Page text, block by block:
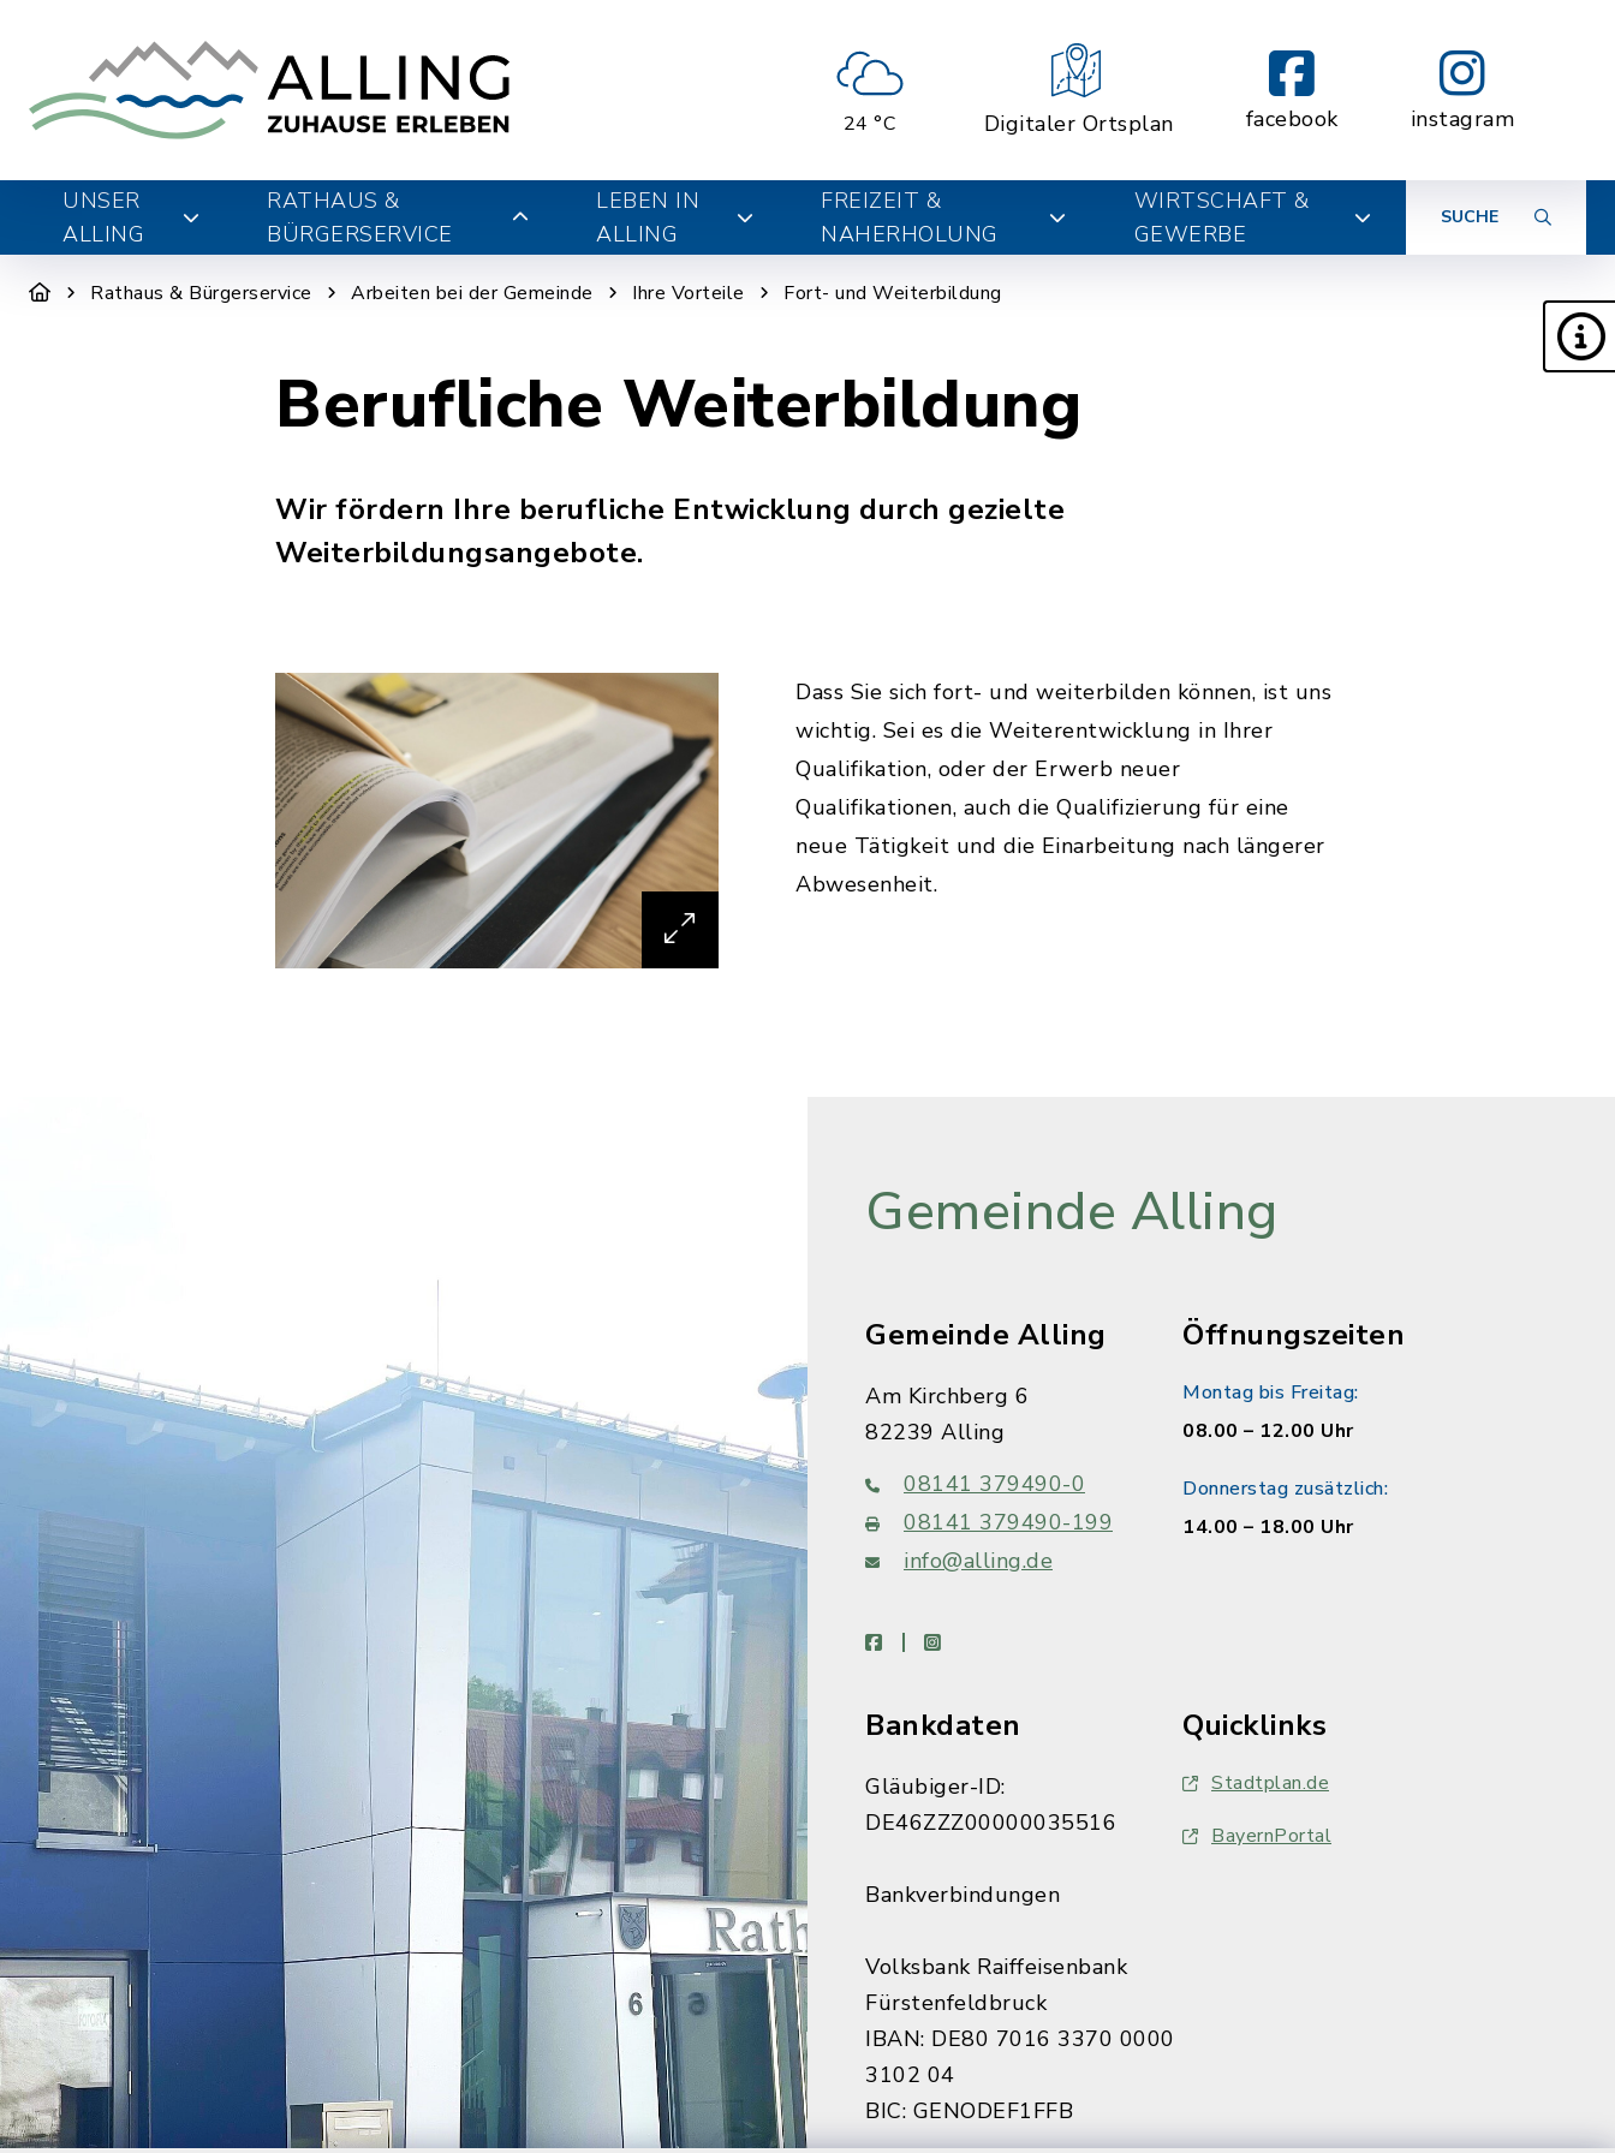
24 °C Digitaler Ortsplan facebook instagram
UNSER
ALLING
RATHAUS &
BÜRGERSERVICE
LEBEN IN
ALLING
FREIZEIT &
NAHERHOLUNG
WIRTSCHAFT &
GEWERBE
SUCHE
Rathaus & Bürgerservice Arbeiten bei der Gemeinde Ihre Vorteile Fort- und Weiterbildung
Berufliche Weiterbildung
Wir fördern Ihre berufliche Entwicklung durch gezielte
Weiterbildungsangebote.
Dass Sie sich fort- und weiterbilden können, ist uns
wichtig. Sei es die Weiterentwicklung in Ihrer
Qualifikation, oder der Erwerb neuer
Qualifikationen, auch die Qualifizierung für eine
neue Tätigkeit und die Einarbeitung nach längerer
Abwesenheit.
Gemeinde Alling
Gemeinde Alling
Am Kirchberg 6
82239 Alling
08141 379490-0
08141 379490-199
info@alling.de
facebookinstagram
Öffnungszeiten
Montag bis Freitag:
08.00 – 12.00 Uhr
Donnerstag zusätzlich:
14.00 – 18.00 Uhr
Bankdaten
Gläubiger-ID:
DE46ZZZ00000035516
Bankverbindungen
Volksbank Raiffeisenbank
Fürstenfeldbruck
IBAN: DE80 7016 3370 0000
3102 04
BIC: GENODEF1FFB
Quicklinks
Stadtplan.de
BayernPortal